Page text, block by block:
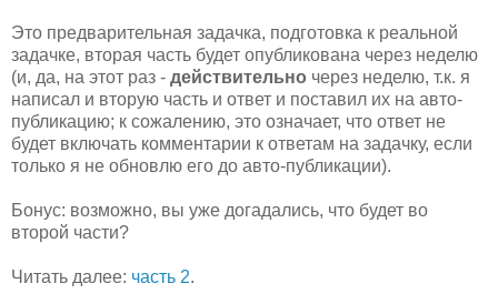
Это предварительная задачка, подготовка к реальной
задачке, вторая часть будет опубликована через неделю
(и, да, на этот раз - действительно через неделю, т.к. я
написал и вторую часть и ответ и поставил их на авто-
публикацию; к сожалению, это означает, что ответ не
будет включать комментарии к ответам на задачку, если
только я не обновлю его до авто-публикации).
Бонус: возможно, вы уже догадались, что будет во
второй части?
Читать далее: часть 2.